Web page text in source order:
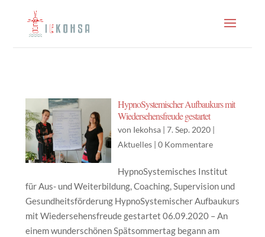
HypnoSystemischer Aufbaukurs mit
Wiedersehensfreude gestartet
von Iekohsa| 7. Sep. 2020|
Aktuelles| 0 Kommentare
HypnoSystemisches Institut
für Aus- und Weiterbildung, Coaching, Supervision und
Gesundheitsförderung HypnoSystemischer Aufbaukurs
mit Wiedersehensfreude gestartet 06.09.2020 – An
einem wunderschönen Spätsommertag begann am